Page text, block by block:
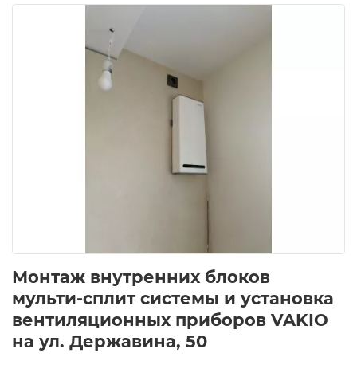
Монтаж внутренних блоков
мульти-сплит системы и установка
вентиляционных приборов VAKIO
на ул. Державина, 50